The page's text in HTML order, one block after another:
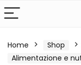
Home Shop
Alimentazione e